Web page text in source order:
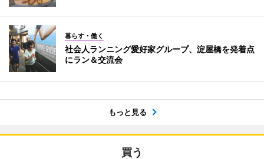
暮らす・働く
社会人ランニング愛好家グループ、淀屋橋を発着点
にラン＆交流会
もっと見る
買う